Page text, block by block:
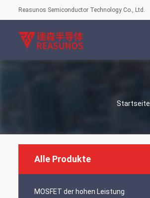
Reasunos Semiconductor Technology Co., Ltd.
Startseite
Alle Produkte
MOSFET der hohen Leistung